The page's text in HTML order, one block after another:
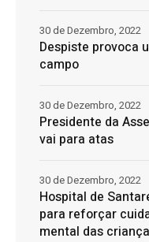
Despiste provoca
campo
30 de Dezembro, 2022
Presidente da
vai para atas
30 de Dezembro, 2022
Hospital de
para reforçar
mental das
30 de Dezembro, 2022